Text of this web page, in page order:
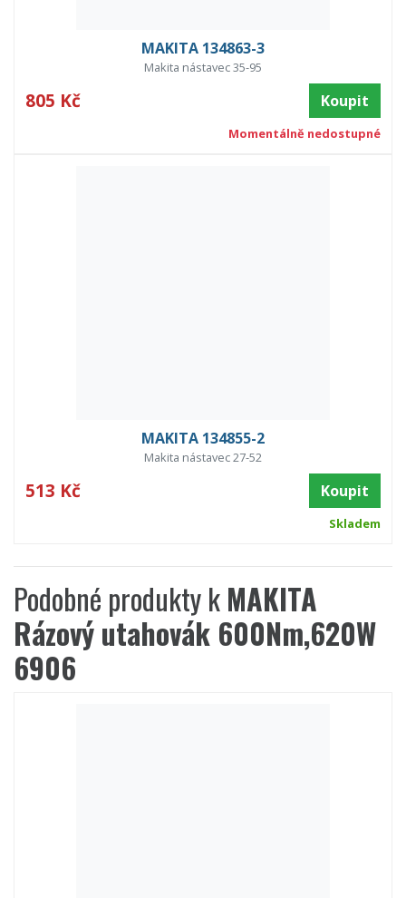
MAKITA 134863-3
Makita nástavec 35-95
805 Kč Koupit
Momentálně nedostupné
MAKITA 134855-2
Makita nástavec 27-52
513 Kč Koupit
Skladem
Podobné produkty kMAKITA
Rázový utahovák 600Nm,620W
6906